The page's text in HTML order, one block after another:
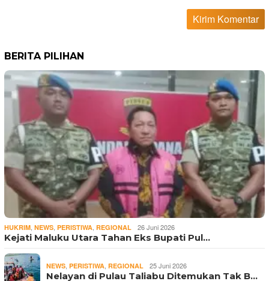
BERITA PILIHAN
HUKRIM NEWS PERISTIWA REGIONAL 26 Juni 2026
Kejati Maluku Utara Tahan Eks Bupati Pul…
NEWS PERISTIWA REGIONAL 25 Juni 2026
Nelayan di Pulau Taliabu Ditemukan Tak B…